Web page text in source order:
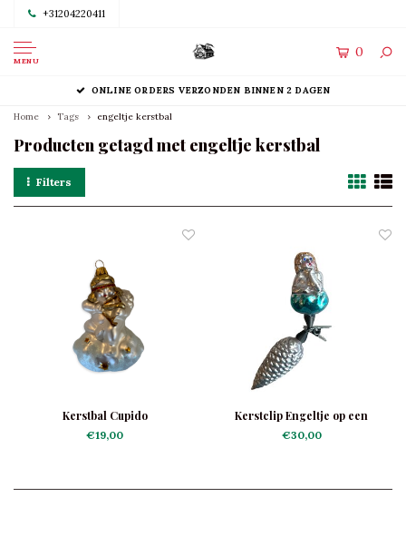
+31204220411
MENU
0
ONLINE ORDERS VERZONDEN BINNEN 2 DAGEN
Home Tags engeltje kerstbal
Producten getagd met engeltje kerstbal
Filters
Kerstbal Cupido
€19,00
Kerstclip Engeltje op een
Dennenappel
€30,00